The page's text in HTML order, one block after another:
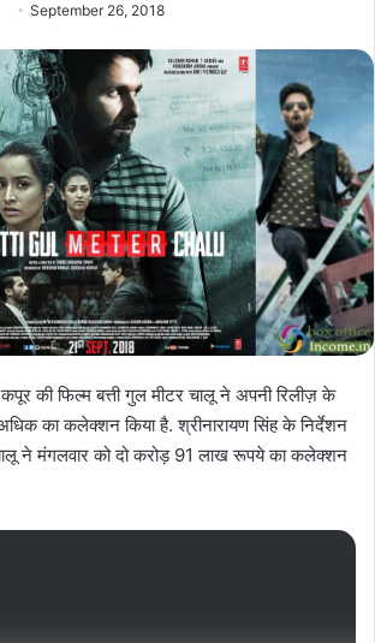
September 26, 2018
की फिल्म बत्ती गुल मीटर चालू ने अपनी रिलीज़ के
का कलेक्शन किया है. श्रीनारायण सिंह के निर्देशन
ने मंगलवार को दो करोड़ 91 लाख रूपये का कलेक्शन